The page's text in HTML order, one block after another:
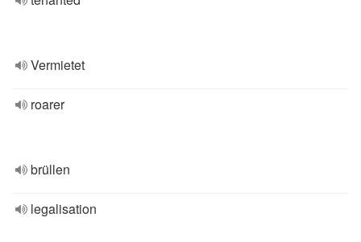
Vermietet
roarer
brüllen
legalisation